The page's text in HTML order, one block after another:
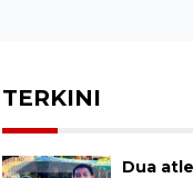
TERKINI
Dua